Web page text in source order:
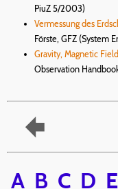
PiuZ 5/2003)
Vermessung des
Förste, GFZ (System
Gravity, Magnetic
Observation
A B C D E